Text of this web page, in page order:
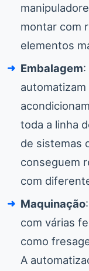
montar com
elementos
Embalagem:
toda a linha
de sistemas
conseguem
com
Maquinação
com várias
como
A